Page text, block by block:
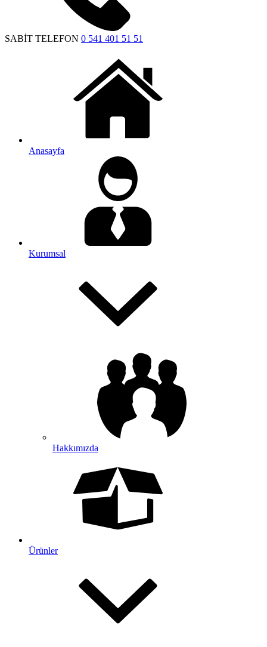
SABİT TELEFON 0 541 401 51 51
Anasayfa
Kurumsal
Hakkımızda
Ürünler